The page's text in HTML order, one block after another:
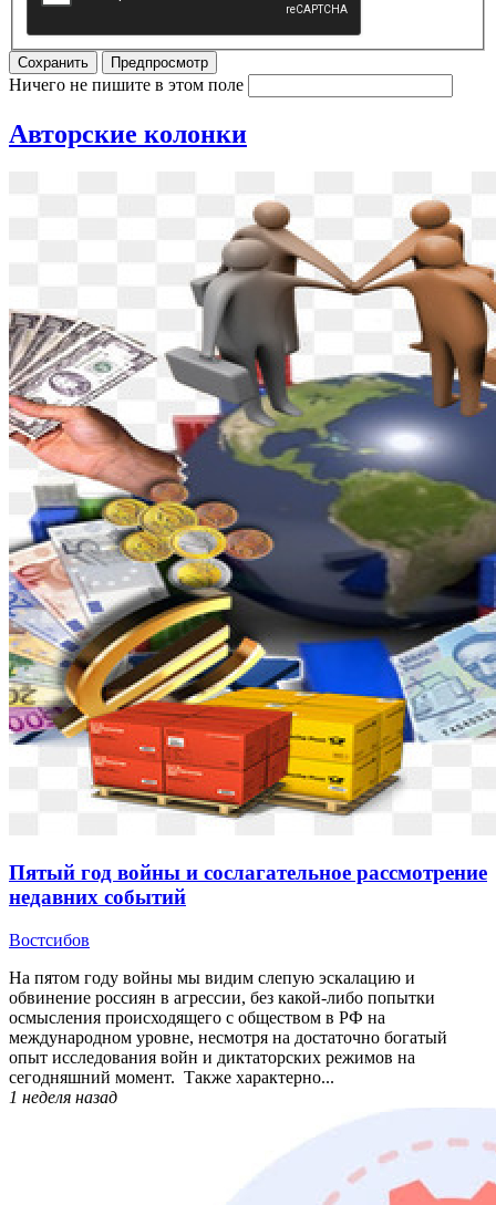
Сохранить Предпросмотр
Ничего не пишите в этом поле
Авторские колонки
Пятый год войны и сослагательное рассмотрение
недавних событий
Востсибов
На пятом году войны мы видим слепую эскалацию и
обвинение россиян в агрессии, без какой-либо попытки
осмысления происходящего с обществом в РФ на
международном уровне, несмотря на достаточно богатый
опыт исследования войн и диктаторских режимов на
сегодняшний момент. Также характерно...
1 неделя назад